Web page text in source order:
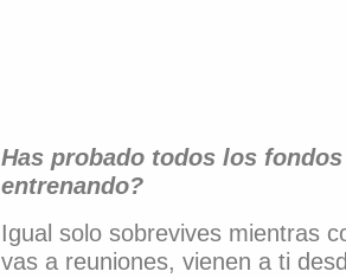
Has probado todos los
entrenando?
Igual solo sobrevives mientras
vas a reuniones, vienen a ti